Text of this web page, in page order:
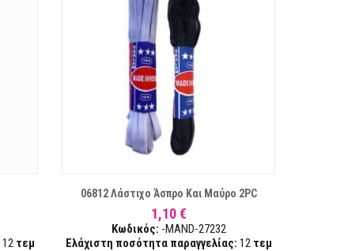
12 τεμ
06812 Λάστιχο Άσπρο Και Μαύρο 2PC
1,10 €
Κωδικός: -MAND-27232
Ελάχιστη ποσότητα παραγγελίας: 12 τεμ